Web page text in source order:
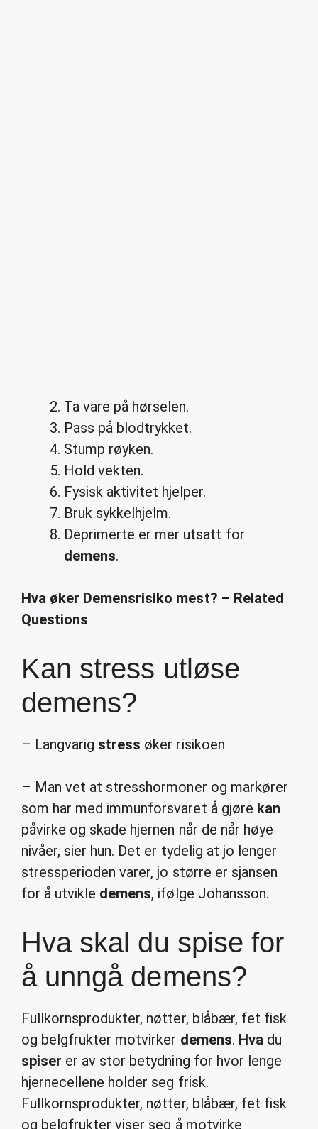
Ta vare på hørselen.
Pass på blodtrykket.
Stump røyken.
Hold vekten.
Fysisk aktivitet hjelper.
Bruk sykkelhjelm.
Deprimerte er mer utsatt for
demens.
Hva øker Demensrisiko mest? – Related
Questions
Kan stress utløse
demens?
– Langvarig stress øker risikoen
– Man vet at stresshormoner og markører
som har med immunforsvaret å gjøre kan
påvirke og skade hjernen når de når høye
nivåer, sier hun. Det er tydelig at jo lenger
stressperioden varer, jo større er sjansen
for å utvikle demens, ifølge Johansson.
Hva skal du spise for
å unngå demens?
Fullkornsprodukter, nøtter, blåbær, fet fisk
og belgfrukter motvirker demens. Hvadu
spiser er av stor betydning for hvor lenge
hjernecellene holder seg frisk.
Fullkornsprodukter, nøtter, blåbær, fet fisk
og belgfrukter viser seg å motvirke